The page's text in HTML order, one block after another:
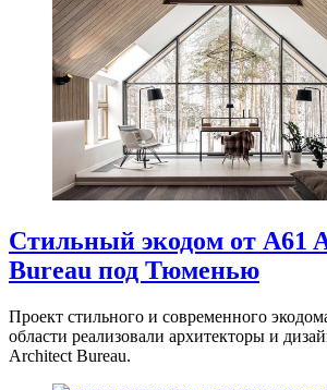
Стильный экодом от A61
Bureau под Тюменью
Проект стильного и современного
области реализовали архитекторы и
Architect Bureau.